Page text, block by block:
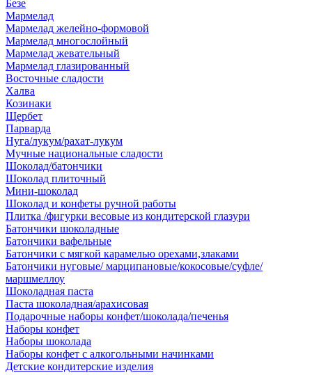
Безе
Мармелад
Мармелад желейно-формовой
Мармелад многослойный
Мармелад жевательный
Мармелад глазированный
Восточные сладости
Халва
Козинаки
Щербет
Парварда
Нуга/лукум/рахат-лукум
Мучные национальные сладости
Шоколад/батончики
Шоколад плиточный
Мини-шоколад
Шоколад и конфеты ручной работы
Плитка /фигурки весовые из кондитерской глазури
Батончики шоколадные
Батончики вафельные
Батончики с мягкой карамелью орехами,злаками
Батончики нуговые/ марципановые/кокосовые/суфле/
маршмеллоу
Шоколадная паста
Паста шоколадная/арахисовая
Подарочные наборы конфет/шоколада/печенья
Наборы конфет
Наборы шоколада
Наборы конфет с алкогольными начинками
Детские кондитерские изделия